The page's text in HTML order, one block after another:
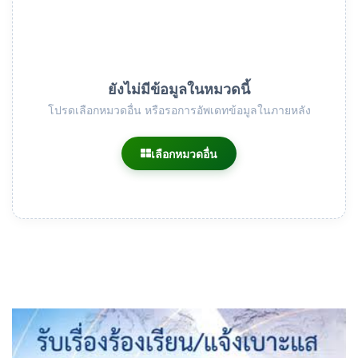
ยังไม่มีข้อมูลในหมวดนี้
โปรดเลือกหมวดอื่น หรือรอการอัพเดทข้อมูลในภายหลัง
เลือกหมวดอื่น